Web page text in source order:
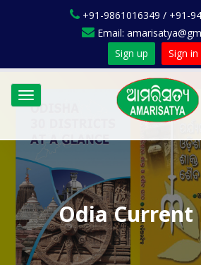
+91-9861016349 / +91-
Email:
Sign up
Sign in
Toggle
navigation
Odia Current